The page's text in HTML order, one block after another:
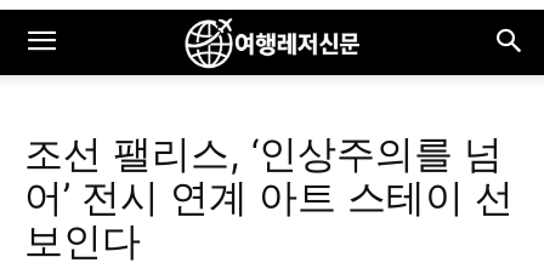
조선 팰리스, ‘인상주의를 넘
어’ 전시 연계 아트 스테이 선
보인다